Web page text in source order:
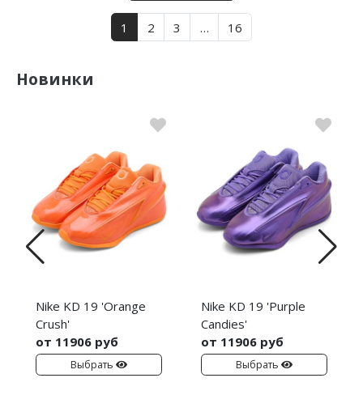
1 2 3 … 16
Новинки
Nike KD 19 'Orange
Crush'
от 11906 руб
Выбрать
Nike KD 19 'Purple
Candies'
от 11906 руб
Выбрать